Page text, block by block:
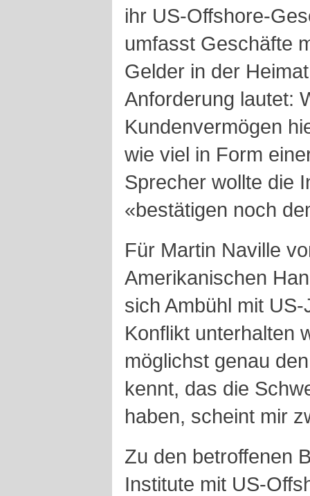
ihr US-Offshore-
umfasst Geschäfte
Gelder in der
Anforderung lautet:
Kundenvermögen
wie viel in Form
Sprecher wollte die
«bestätigen noch
Für Martin Naville
Amerikanischen
sich Ambühl mit
Konflikt unterhalten
möglichst genau
kennt, das die
haben, scheint mir
Zu den betroffenen
Institute mit US-